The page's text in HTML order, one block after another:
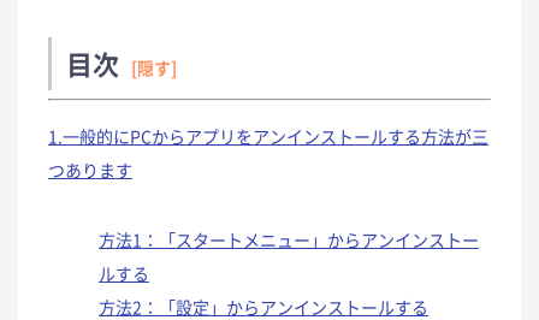
目次 [隠す]
1.一般的にPCからアプリをアンインストールする方法が三
つあります
方法1：「スタートメニュー」からアンインストー
ルする
方法2：「設定」からアンインストールする